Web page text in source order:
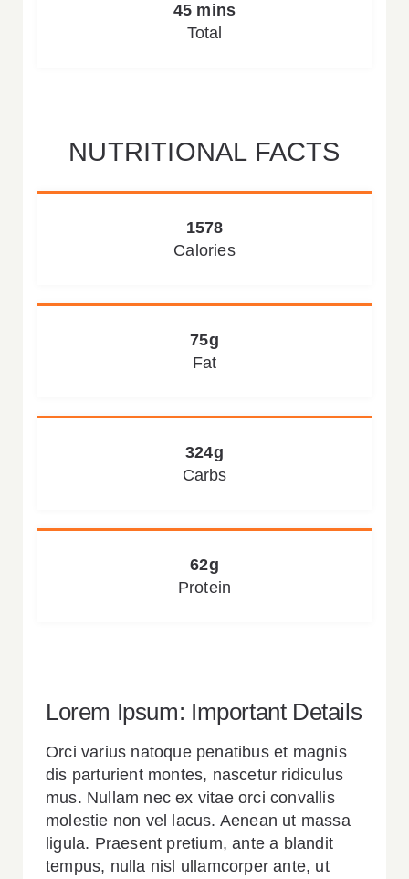
45 mins
Total
NUTRITIONAL FACTS
1578
Calories
75g
Fat
324g
Carbs
62g
Protein
Lorem Ipsum: Important Details
Orci varius natoque penatibus et magnis
dis parturient montes, nascetur ridiculus
mus. Nullam nec ex vitae orci convallis
molestie non vel lacus. Aenean ut massa
ligula. Praesent pretium, ante a blandit
tempus, nulla nisl ullamcorper ante, ut